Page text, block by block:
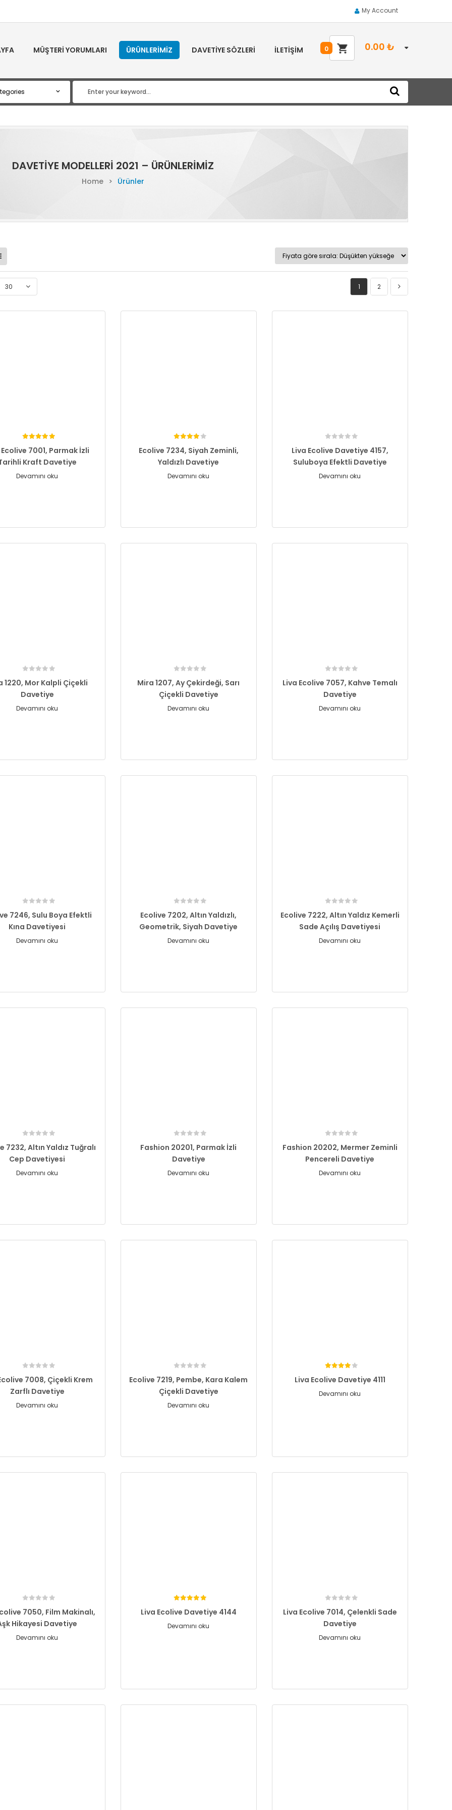
My Account
MÜŞTERI YORUMLARI ÜRÜNLERIMIZ DAVETIYE SÖZLERI İLETIŞIM 0.00 ₺
0
DAVETIYE MODELLERI 2021 – ÜRÜNLERIMIZ
Home > Ürünler
30 1 2
7001, Parmak İzli
Kraft Davetiye
Devamını oku
Ecolive 7234, Siyah Zeminli,
Yaldızlı Davetiye
Devamını oku
Liva Ecolive Davetiye 4157,
Suluboya Efektli Davetiye
Devamını oku
1220, Mor Kalpli Çiçekli
Davetiye
Devamını oku
Mira 1207, Ay Çekirdeği, Sarı
Çiçekli Davetiye
Devamını oku
Liva Ecolive 7057, Kahve Temalı
Davetiye
Devamını oku
7246, Sulu Boya Efektli
Kına Davetiyesi
Devamını oku
Ecolive 7202, Altın Yaldızlı,
Geometrik, Siyah Davetiye
Devamını oku
Ecolive 7222, Altın Yaldız Kemerli
Sade Açılış Davetiyesi
Devamını oku
7232, Altın Yaldız Tuğralı
Cep Davetiyesi
Devamını oku
Fashion 20201, Parmak İzli
Davetiye
Devamını oku
Fashion 20202, Mermer Zeminli
Pencereli Davetiye
Devamını oku
7008, Çiçekli Krem
Zarflı Davetiye
Devamını oku
Ecolive 7219, Pembe, Kara Kalem
Çiçekli Davetiye
Devamını oku
Liva Ecolive Davetiye 4111
Devamını oku
7050, Film Makinalı,
Hikayesi Davetiye
Devamını oku
Liva Ecolive Davetiye 4144
Devamını oku
Liva Ecolive 7014, Çelenkli Sade
Davetiye
Devamını oku